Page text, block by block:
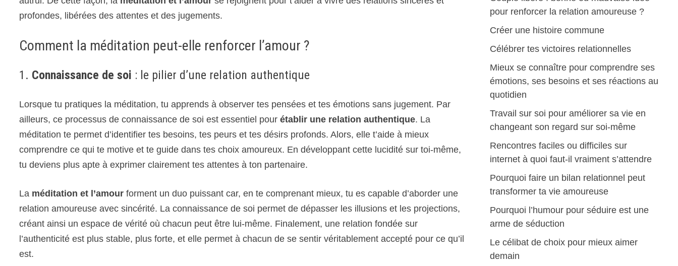
profondes, libérées des attentes et des jugements.
Comment la méditation peut-elle renforcer l’amour ?
1. Connaissance de soi : le pilier d’une relation authentique
Lorsque tu pratiques la méditation, tu apprends à observer tes pensées et tes émotions sans jugement. Par
ailleurs, ce processus de connaissance de soi est essentiel pourétablir une relation authentique. La
méditation te permet d’identifier tes besoins, tes peurs et tes désirs profonds. Alors, elle t’aide à mieux
comprendre ce qui te motive et te guide dans tes choix amoureux. En développant cette lucidité sur toi-même,
tu deviens plus apte à exprimer clairement tes attentes à ton partenaire.
La méditation et l’amour forment un duo puissant car, en te comprenant mieux, tu es capable d’aborder une
relation amoureuse avec sincérité. La connaissance de soi permet de dépasser les illusions et les projections,
créant ainsi un espace de vérité où chacun peut être lui-même. Finalement, une relation fondée sur
l’authenticité est plus stable, plus forte, et elle permet à chacun de se sentir véritablement accepté pour ce qu’il
est.
pour renforcer la relation amoureuse ?
Créer une histoire commune
Célébrer tes victoires relationnelles
Mieux se connaître pour comprendre ses
émotions, ses besoins et ses réactions au
quotidien
Travail sur soi pour améliorer sa vie en
changeant son regard sur soi-même
Rencontres faciles ou difficiles sur
internet à quoi faut-il vraiment s’attendre
Pourquoi faire un bilan relationnel peut
transformer ta vie amoureuse
Pourquoi l’humour pour séduire est une
arme de séduction
Le célibat de choix pour mieux aimer
demain